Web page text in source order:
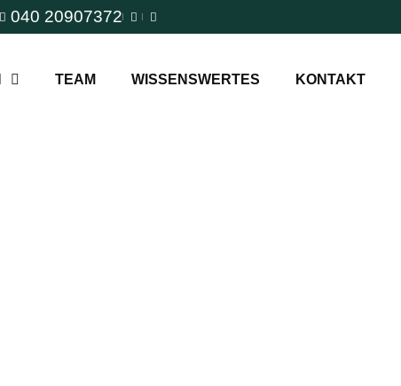
040 20907372
TEAM WISSENSWERTES KONTAKT